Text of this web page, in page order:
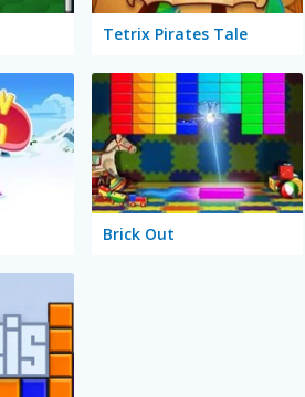
Tetrix Pirates Tale
Brick Out